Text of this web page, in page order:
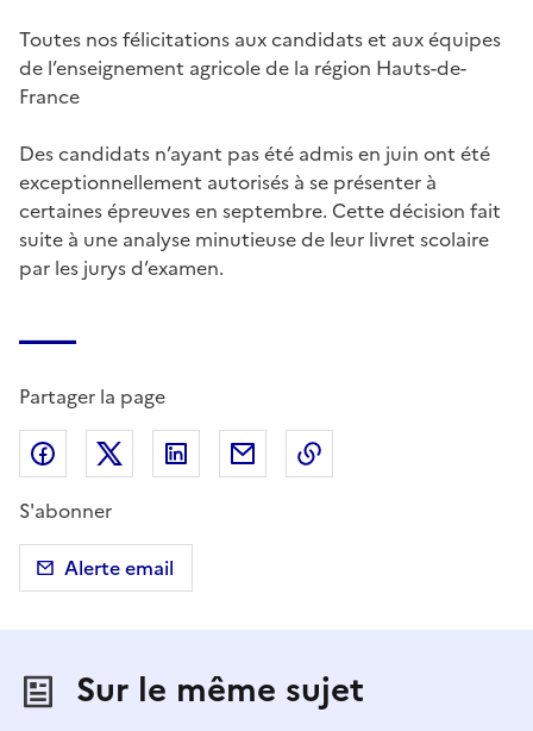
Toutes nos félicitations aux candidats et aux équipes
de l’enseignement agricole de la région Hauts-de-
France
Des candidats n’ayant pas été admis en juin ont été
exceptionnellement autorisés à se présenter à
certaines épreuves en septembre. Cette décision fait
suite à une analyse minutieuse de leur livret scolaire
par les jurys d’examen.
Partager la page
Partager sur Facebook
Partager sur X (anciennement Twitter)
Partager sur LinkedIn
Partager par email
S'abonner
Alerte email
Sur le même sujet